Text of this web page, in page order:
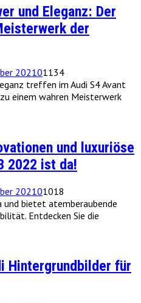
und Eleganz: Der
der
202101134
treffen im Audi S4 Avant
einem wahren Meisterwerk
und luxuriöse
2022 ist da!
202101018
und bietet atemberaubende
Entdecken Sie die
Hintergrundbilder für